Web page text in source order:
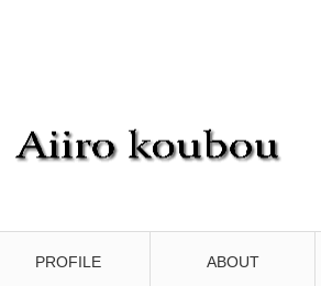
PROFILE ABOUT